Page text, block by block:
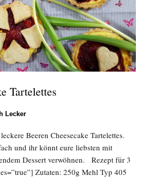
Tartelettes
Lecker
Beeren Cheesecake Tartelettes.
und ihr könnt eure liebsten mit
Dessert verwöhnen. Rezept für 3
Zutaten: 250g Mehl Typ 405